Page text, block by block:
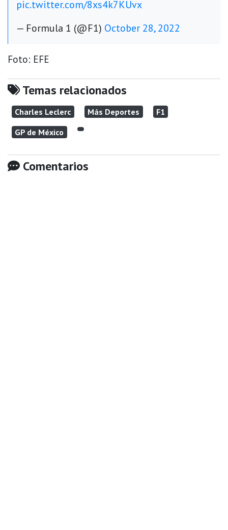
pic.twitter.com/8xs4k7KUvx
— Formula 1 (@F1) October 28, 2022
Foto: EFE
Temas relacionados
Charles Leclerc Más Deportes
F1
GP de México
Comentarios